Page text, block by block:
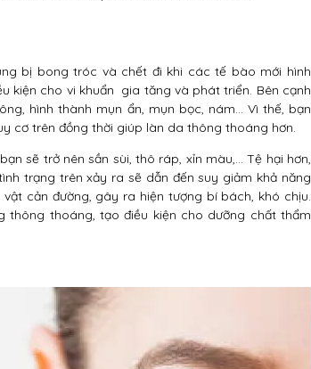
bị bong tróc và chết đi khi các tế bào mới hình
kiện cho vi khuẩn gia tăng và phát triển. Bên cạnh
hình thành mụn ẩn, mụn bọc, nám… Vì thế, bạn
cơ trên đồng thời giúp làn da thông thoáng hơn.
sẽ trở nên sần sùi, thô ráp, xỉn màu,… Tệ hại hơn,
trạng trên xảy ra sẽ dẫn đến suy giảm khả năng
cản đường, gây ra hiện tượng bí bách, khó chịu.
thoáng, tạo điều kiện cho dưỡng chất thẩm